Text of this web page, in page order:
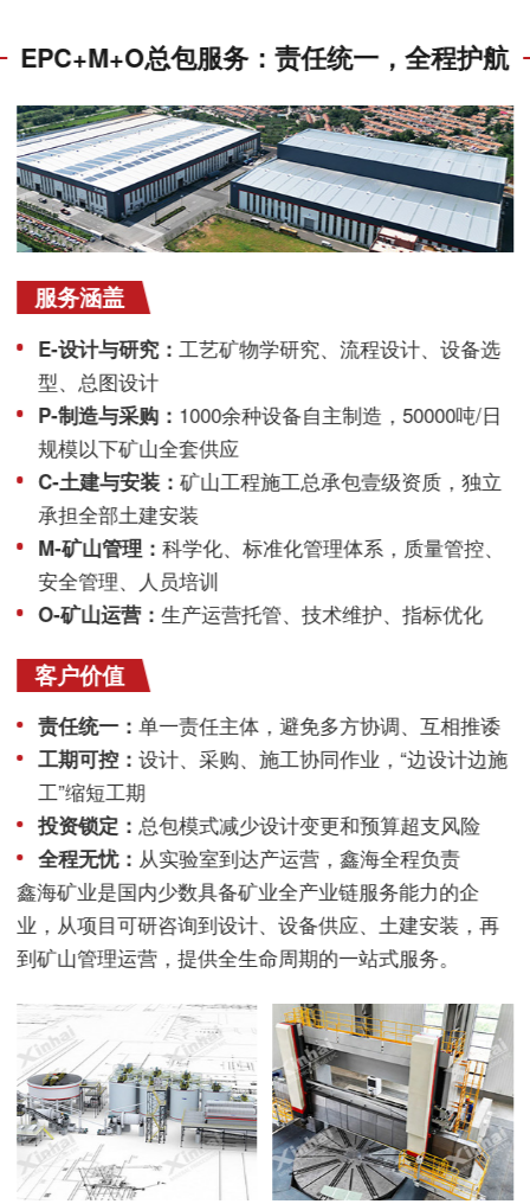
EPC+M+O总包服务：责任统一，全程护航
服务涵盖
E-设计与研究： 工艺矿物学研究、流程设计、设备选
型、总图设计
P-制造与采购： 1000余种设备自主制造，50000吨/日
规模以下矿山全套供应
C-土建与安装： 矿山工程施工总承包壹级资质，独立
承担全部土建安装
M-矿山管理： 科学化、标准化管理体系，质量管控、
安全管理、人员培训
O-矿山运营： 生产运营托管、技术维护、指标优化
客户价值
责任统一： 单一责任主体，避免多方协调、互相推诿
工期可控： 设计、采购、施工协同作业，“边设计边施
工”缩短工期
投资锁定： 总包模式减少设计变更和预算超支风险
全程无忧： 从实验室到达产运营，鑫海全程负责
鑫海矿业是国内少数具备矿业全产业链服务能力的企
业，从项目可研咨询到设计、设备供应、土建安装，再
到矿山管理运营，提供全生命周期的一站式服务。